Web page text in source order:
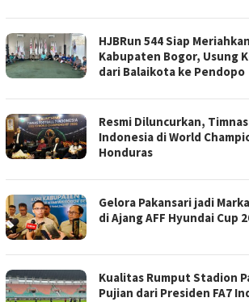
HJBRun 544 Siap
Kabupaten Bogor, Usung
dari Balaikota ke Pendopo
Resmi Diluncurkan,
Indonesia di World
Honduras
Gelora Pakansari jadi
di Ajang AFF Hyundai Cup
Kualitas Rumput Stadion
Pujian dari Presiden FA7